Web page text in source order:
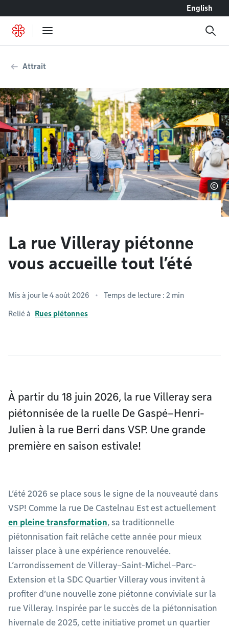
English
Attrait
La rue Villeray piétonne
vous accueille tout l’été
Mis à jour le 4 août 2026 Temps de lecture : 2 min
Relié à Rues piétonnes
À partir du 18 juin 2026, la rue Villeray sera
piétonnisée de la ruelle De Gaspé–Henri-
Julien à la rue Berri dans VSP. Une grande
première en saison estivale!
L’été 2026 se place sous le signe de la nouveauté dans
VSP! Comme la rue De Castelnau Est est actuellement
en pleine transformation, sa traditionnelle
piétonnisation fait relâche cette année pour mieux
laisser place à une expérience renouvelée.
L’arrondissement de Villeray–Saint-Michel–Parc-
Extension et la SDC Quartier Villeray vous invitent à
profiter d’une nouvelle zone piétonne conviviale sur la
rue Villeray. Inspirée par le succès de la piétonnisation
hivernale de 2025, cette initiative promet un quartier